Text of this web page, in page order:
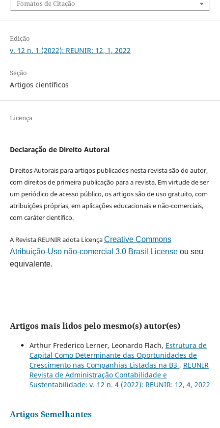
Fomatos de Citação
Edição
v. 12 n. 1 (2022): REUNIR: 12, 1, 2022
Seção
Artigos científicos
Licença
Declaração de Direito Autoral
Direitos Autorais para artigos publicados nesta revista são do autor,
com direitos de primeira publicação para a revista. Em virtude de ser
um periódico de acesso público, os artigos são de uso gratuito, com
atribuições próprias, em aplicações educacionais e não-comerciais,
com caráter científico.
A Revista REUNIR adota LicençaCreative Commons
Atribuição-Uso não-comercial 3.0 Brasil Licenseou seu
equivalente.
Artigos mais lidos pelo mesmo(s) autor(es)
Arthur Frederico Lerner, Leonardo Flach, Estrutura de
Capital Como Determinante das Oportunidades de
Crescimento nas Companhias Listadas na B3 , REUNIR
Revista de Administração Contabilidade e
Sustentabilidade: v. 12 n. 4 (2022): REUNIR: 12, 4, 2022
Artigos Semelhantes